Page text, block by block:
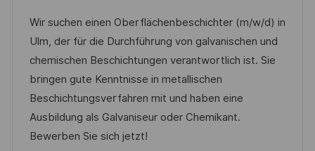
I
C
H
U
N
G
U
M
D
E
R
V
E
-
I
D
T
E
G
O
R
I
E
Wir suchen einen Oberflächenbeschichter (m/w/d) in
Ulm, der für die Durchführung von galvanischen und
chemischen Beschichtungen verantwortlich ist. Sie
bringen gute Kenntnisse in metallischen
Beschichtungsverfahren mit und haben eine
Ausbildung als Galvaniseur oder Chemikant.
Bewerben Sie sich jetzt!